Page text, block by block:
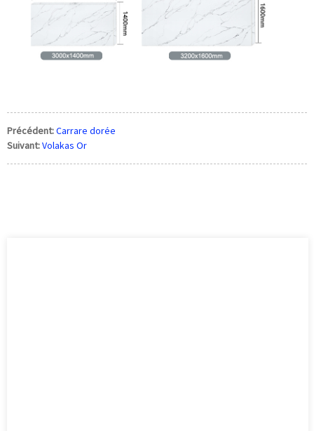
Précédent:Carrare dorée
Suivant:Volakas Or